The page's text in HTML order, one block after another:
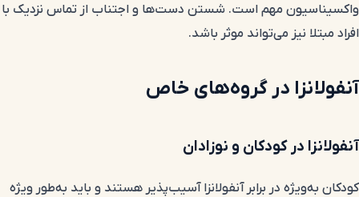
واکسیناسیون مهم است. شستن دست‌ها و اجتناب از تماس نزدیک با
افراد مبتلا نیز می‌تواند موثر باشد.
آنفولانزا در گروه‌های خاص
آنفولانزا در کودکان و نوزادان
کودکان به‌ویژه در برابر آنفولانزا آسیب‌پذیر هستند و باید به‌طور ویژه